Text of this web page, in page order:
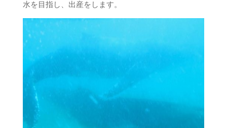
水を目指し、出産をします。